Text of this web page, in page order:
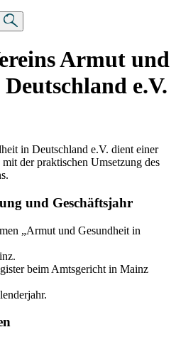
Armut und
e.V.
in Deutschland e.V. dient einer
der praktischen Umsetzung des
und Geschäftsjahr
„Armut und Gesundheit in
beim Amtsgericht in Mainz